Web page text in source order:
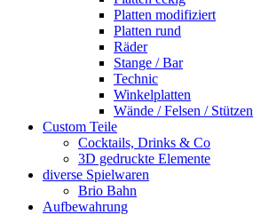
Platten modifiziert
Platten rund
Räder
Stange / Bar
Technic
Winkelplatten
Wände / Felsen / Stützen
Custom Teile
Cocktails, Drinks & Co
3D gedruckte Elemente
diverse Spielwaren
Brio Bahn
Aufbewahrung